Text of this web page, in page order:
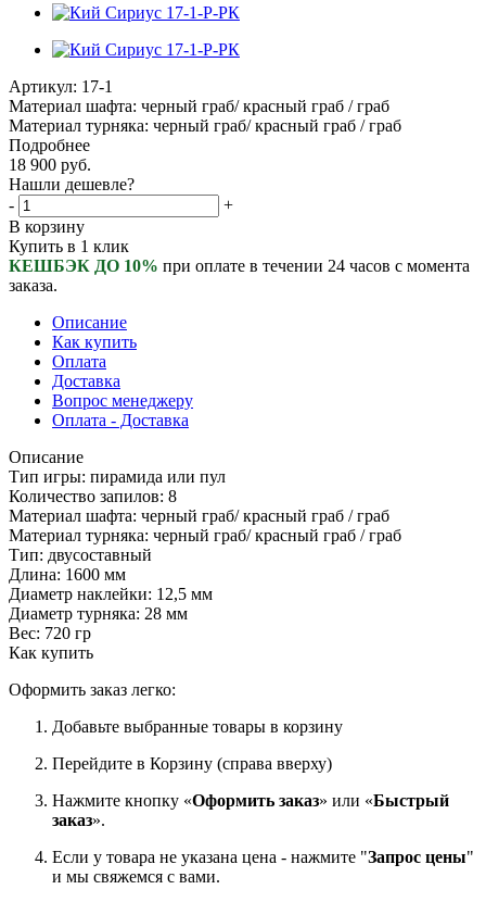
Артикул: 17-1
Материал шафта: черный граб/ красный граб / граб
Материал турняка: черный граб/ красный граб / граб
Подробнее
18 900 руб.
Нашли дешевле?
-
+
В корзину
Купить в 1 клик
КЕШБЭК ДО 10% при оплате в течении 24 часов с момента
заказа.
Описание
Как купить
Оплата
Доставка
Вопрос менеджеру
Оплата - Доставка
Описание
Тип игры: пирамида или пул
Количество запилов: 8
Материал шафта: черный граб/ красный граб / граб
Материал турняка: черный граб/ красный граб / граб
Тип: двусоставный
Длина: 1600 мм
Диаметр наклейки: 12,5 мм
Диаметр турняка: 28 мм
Вес: 720 гр
Как купить
Оформить заказ легко:
Добавьте выбранные товары в корзину
Перейдите в Корзину (справа вверху)
Нажмите кнопку «Оформить заказ» или «Быстрый
заказ».
Если у товара не указана цена - нажмите "Запрос цены"
и мы свяжемся с вами.